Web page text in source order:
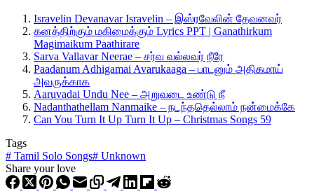
Isravelin Devanavar Isravelin – இஸ்ரவேலின் தேவனவர்
கனத்திற்கும் மகிமைக்கும் Lyrics PPT | Ganathirkum
Magimaikum Paathirare
Sarva Vallavar Neerae – சர்வ வல்லவர் நீரே
Paadanum Adhigamai Avarukaaga – பாடனும் அதிகமாய்
அவருக்காக
Aaruvadai Undu Nee – அறுவடை உண்டு நீ
Nadanthathellam Nanmaike – நடந்ததெல்லாம் நன்மைக்கே
Can You Turn It Up Turn It Up – Christmas Songs 59
Tags
# Tamil Solo Songs# Unknown
Share your love